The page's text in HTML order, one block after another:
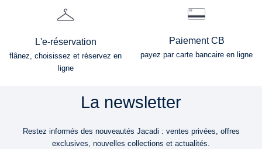
L'e-réservation
flânez, choisissez et réservez en
ligne
Paiement CB
payez par carte bancaire en ligne
La newsletter
Restez informés des nouveautés Jacadi : ventes privées, offres
exclusives, nouvelles collections et actualités.